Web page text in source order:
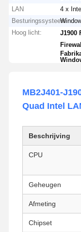
LAN
4 x
Besturingssysteem
Hoog licht:
J1900
MB2J401-
Quad Intel
Beschrijving
CPU
Geheugen
Afmeting
Chipset